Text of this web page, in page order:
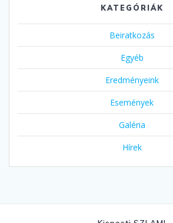
KATEGÓRIÁK
Beiratkozás
Egyéb
Eredményeink
Események
Galéria
Hírek